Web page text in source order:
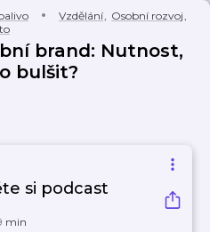
Vzdělání, Osobní rozvoj,
brand: Nutnost,
bulšit?
si podcast
min